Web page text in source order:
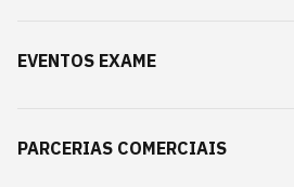
EVENTOS EXAME
PARCERIAS COMERCIAIS